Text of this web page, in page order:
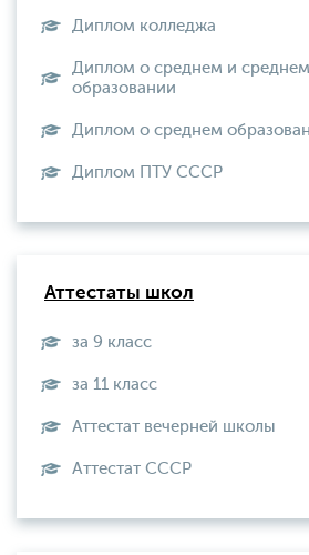
Диплом колледжа
Диплом о среднем и
образовании
Диплом о среднем
Диплом ПТУ СССР
Аттестаты школ
за 9 класс
за 11 класс
Аттестат вечерней школы
Aттестат СССР